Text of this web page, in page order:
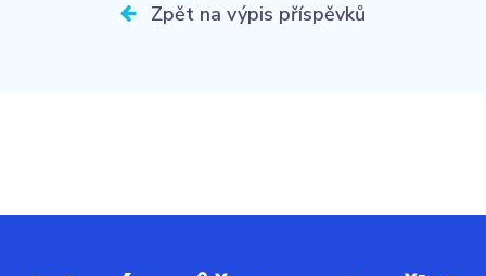
Zpět na výpis příspěvků